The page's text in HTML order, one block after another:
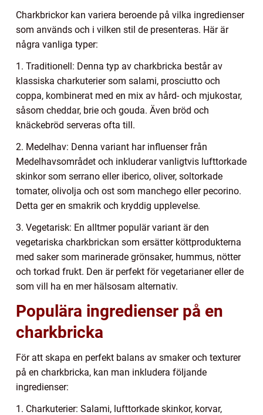
Charkbrickor kan variera beroende på vilka ingredienser
som används och i vilken stil de presenteras. Här är
några vanliga typer:
1. Traditionell: Denna typ av charkbricka består av
klassiska charkuterier som salami, prosciutto och
coppa, kombinerat med en mix av hård- och mjukostar,
såsom cheddar, brie och gouda. Även bröd och
knäckebröd serveras ofta till.
2. Medelhav: Denna variant har influenser från
Medelhavsområdet och inkluderar vanligtvis lufttorkade
skinkor som serrano eller iberico, oliver, soltorkade
tomater, olivolja och ost som manchego eller pecorino.
Detta ger en smakrik och kryddig upplevelse.
3. Vegetarisk: En alltmer populär variant är den
vegetariska charkbrickan som ersätter köttprodukterna
med saker som marinerade grönsaker, hummus, nötter
och torkad frukt. Den är perfekt för vegetarianer eller de
som vill ha en mer hälsosam alternativ.
Populära ingredienser på en
charkbricka
För att skapa en perfekt balans av smaker och texturer
på en charkbricka, kan man inkludera följande
ingredienser:
1. Charkuterier: Salami, lufttorkade skinkor, korvar,